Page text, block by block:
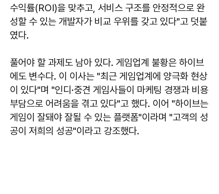
수익률(ROI)을 맞추고, 서비스 구조를 안정적으로 완
성할 수 있는 개발자가 비교 우위를 갖고 있다"고 덧붙
였다.
풀어야 할 과제도 남아 있다. 게임업계 불황은 하이브
에도 변수다. 이 이사는 "최근 게임업계에 양극화 현상
이 있다"며 "인디·중견 게임사들이 마케팅 경쟁과 비용
부담으로 어려움을 겪고 있다"고 했다. 이어 "하이브는
게임이 잘돼야 잘될 수 있는 플랫폼"이라며 "고객의 성
공이 저희의 성공"이라고 강조했다.